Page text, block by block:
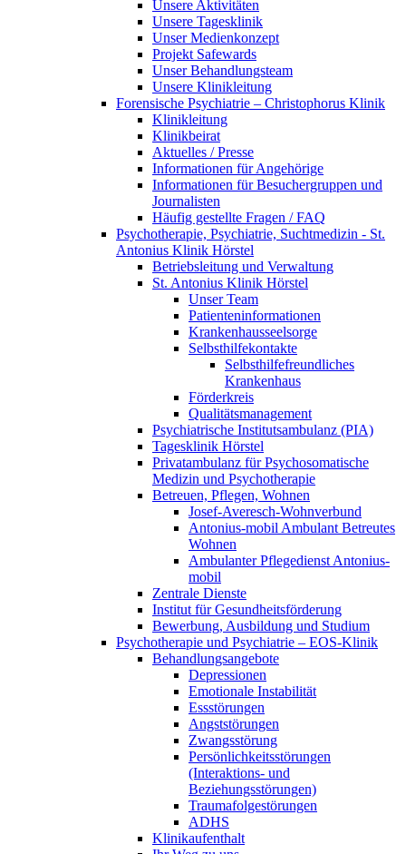
Unsere Aktivitäten
Unsere Tagesklinik
Unser Medienkonzept
Projekt Safewards
Unser Behandlungsteam
Unsere Klinikleitung
Forensische Psychiatrie – Christophorus Klinik
Klinikleitung
Klinikbeirat
Aktuelles / Presse
Informationen für Angehörige
Informationen für Besuchergruppen und
Journalisten
Häufig gestellte Fragen / FAQ
Psychotherapie, Psychiatrie, Suchtmedizin - St.
Antonius Klinik Hörstel
Betriebsleitung und Verwaltung
St. Antonius Klinik Hörstel
Unser Team
Patienteninformationen
Krankenhausseelsorge
Selbsthilfekontakte
Selbsthilfefreundliches
Krankenhaus
Förderkreis
Qualitätsmanagement
Psychiatrische Institutsambulanz (PIA)
Tagesklinik Hörstel
Privatambulanz für Psychosomatische
Medizin und Psychotherapie
Betreuen, Pflegen, Wohnen
Josef-Averesch-Wohnverbund
Antonius-mobil Ambulant Betreutes
Wohnen
Ambulanter Pflegedienst Antonius-
mobil
Zentrale Dienste
Institut für Gesundheitsförderung
Bewerbung, Ausbildung und Studium
Psychotherapie und Psychiatrie – EOS-Klinik
Behandlungsangebote
Depressionen
Emotionale Instabilität
Essstörungen
Angststörungen
Zwangsstörung
Persönlichkeitsstörungen
(Interaktions- und
Beziehungsstörungen)
Traumafolgestörungen
ADHS
Klinikaufenthalt